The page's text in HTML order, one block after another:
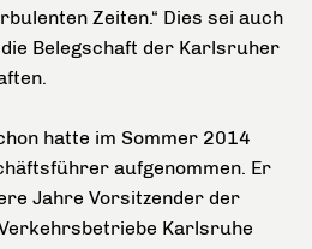
Zeiten.“ Dies sei auch
Belegschaft der Karlsruher
hatte im Sommer 2014
aufgenommen. Er
Jahre Vorsitzender der
Karlsruhe